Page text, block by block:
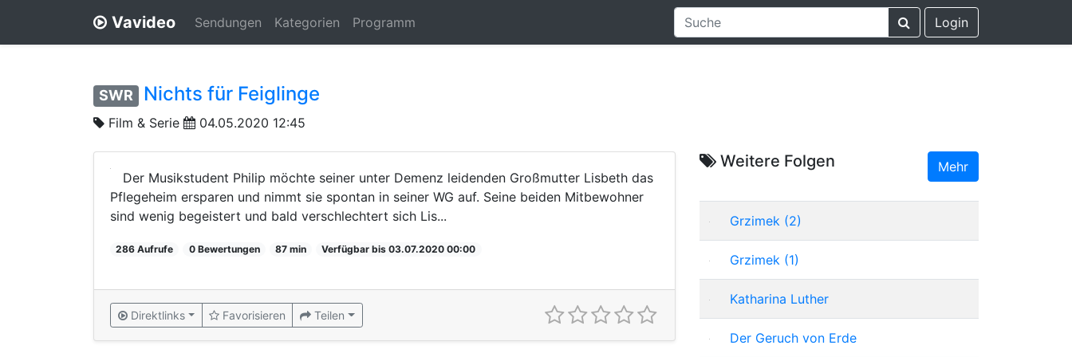
Vavideo Sendungen Kategorien Programm Login
SWR Nichts für Feiglinge
Film & Serie 04.05.2020 12:45
Der Musikstudent Philip möchte seiner unter Demenz leidenden Großmutter Lisbeth das
Pflegeheim ersparen und nimmt sie spontan in seiner WG auf. Seine beiden Mitbewohner
sind wenig begeistert und bald verschlechtert sich Lis...
286 Aufrufe 0 Bewertungen 87 min Verfügbar bis 03.07.2020 00:00
Direktlinks Favorisieren Teilen
Weitere Folgen Mehr
Grzimek (2)
Grzimek (1)
Katharina Luther
Der Geruch von Erde